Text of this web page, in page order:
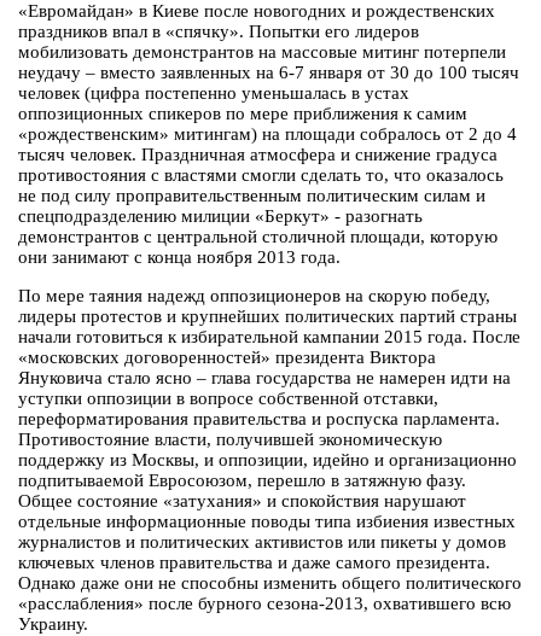
«Евромайдан» в Киеве после новогодних и рождественских
праздников впал в «спячку». Попытки его лидеров
мобилизовать демонстрантов на массовые митинг потерпели
неудачу – вместо заявленных на 6-7 января от 30 до 100 тысяч
человек (цифра постепенно уменьшалась в устах
оппозиционных спикеров по мере приближения к самим
«рождественским» митингам) на площади собралось от 2 до 4
тысяч человек. Праздничная атмосфера и снижение градуса
противостояния с властями смогли сделать то, что оказалось
не под силу проправительственным политическим силам и
спецподразделению милиции «Беркут» - разогнать
демонстрантов с центральной столичной площади, которую
они занимают с конца ноября 2013 года.
По мере таяния надежд оппозиционеров на скорую победу,
лидеры протестов и крупнейших политических партий страны
начали готовиться к избирательной кампании 2015 года. После
«московских договоренностей» президента Виктора
Януковича стало ясно – глава государства не намерен идти на
уступки оппозиции в вопросе собственной отставки,
переформатирования правительства и роспуска парламента.
Противостояние власти, получившей экономическую
поддержку из Москвы, и оппозиции, идейно и организационно
подпитываемой Евросоюзом, перешло в затяжную фазу.
Общее состояние «затухания» и спокойствия нарушают
отдельные информационные поводы типа избиения известных
журналистов и политических активистов или пикеты у домов
ключевых членов правительства и даже самого президента.
Однако даже они не способны изменить общего политического
«расслабления» после бурного сезона-2013, охватившего всю
Украину.